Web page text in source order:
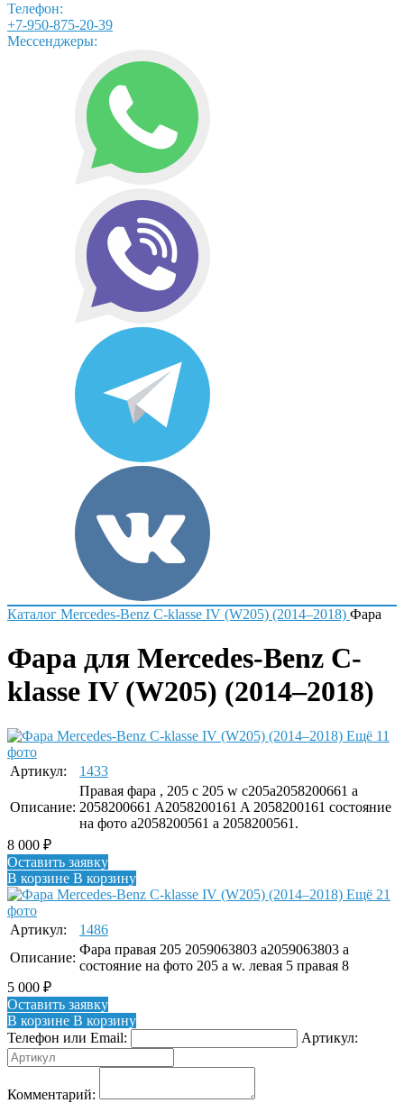
Телефон:
+7-950-875-20-39
Мессенджеры:
Каталог Mercedes-Benz C-klasse IV (W205) (2014–2018) Фара
Фара для Mercedes-Benz C-
klasse IV (W205) (2014–2018)
Ещё 11
фото
Артикул:
1433
Описание:
Правая фара , 205 c 205 w c205a2058200661 a
2058200661 A2058200161 A 2058200161 состояние
на фото a2058200561 a 2058200561.
8 000 ₽
Оставить заявку
В корзине В корзину
Ещё 21
фото
Артикул:
1486
Описание:
Фара правая 205 2059063803 a2059063803 a
состояние на фото 205 a w. левая 5 правая 8
5 000 ₽
Оставить заявку
В корзине В корзину
Телефон или Email:
Артикул:
Комментарий: